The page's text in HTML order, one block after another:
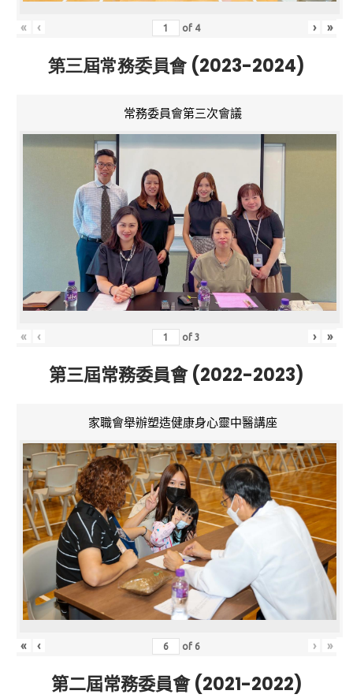
« ‹ of 4 › »
第三屆常務委員會 (2023-2024)
常務委員會第三次會議
« ‹ of3 › »
第三屆常務委員會 (2022-2023)
家職會舉辦塑造健康身心靈中醫講座
« ‹ of 6 › »
第二屆常務委員會 (2021-2022)